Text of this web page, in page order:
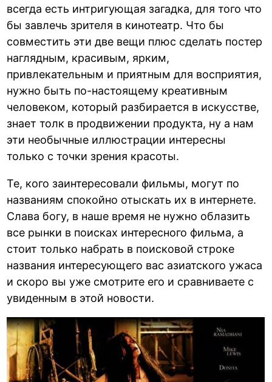
всегда есть интригующая загадка, для того что
бы завлечь зрителя в кинотеатр. Что бы
совместить эти две вещи плюс сделать постер
наглядным, красивым, ярким,
привлекательным и приятным для восприятия,
нужно быть по-настоящему креативным
человеком, который разбирается в искусстве,
знает толк в продвижении продукта, ну а нам
эти необычные иллюстрации интересны
только с точки зрения красоты.
Те, кого заинтересовали фильмы, могут по
названиям спокойно отыскать их в интернете.
Слава богу, в наше время не нужно облазить
все рынки в поисках интересного фильма, а
стоит только набрать в поисковой строке
названия интересующего вас азиатского ужаса
и скоро вы уже смотрите его и сравниваете с
увиденным в этой новости.